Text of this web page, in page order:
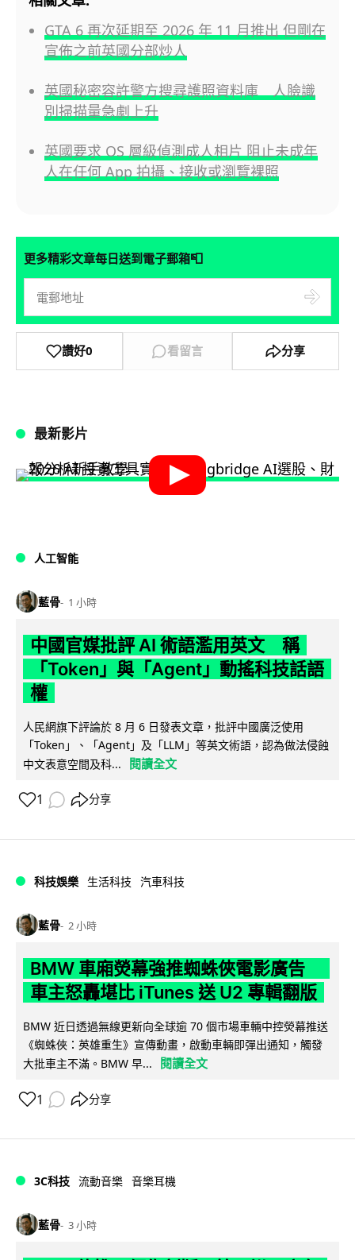
GTA 6 再次延期至 2026 年 11 月推出 但剛在
宣佈之前英國分部炒人
英國秘密容許警方搜尋護照資料庫 人臉識
別掃描量急劇上升
英國要求 OS 層級偵測成人相片 阻止未成年
人在任何 App 拍攝、接收或瀏覽裸照
更多精彩文章每日送到電子郵箱📮
讚好0 看留言 分享
最新影片
人工智能
藍骨 1 小時
中國官媒批評 AI 術語濫用英文 稱
「Token」與「Agent」動搖科技話語
權
人民網旗下評論於 8 月 6 日發表文章，批評中國廣泛使用
「Token」、「Agent」及「LLM」等英文術語，認為做法侵蝕
中文表意空間及科...
閱讀全文
1 分享
科技娛樂 生活科技 汽車科技
藍骨 2 小時
BMW 車廂熒幕強推蜘蛛俠電影廣告
車主怒轟堪比 iTunes 送 U2 專輯翻版
BMW 近日透過無線更新向全球逾 70 個市場車輛中控熒幕推送
《蜘蛛俠：英雄重生》宣傳動畫，啟動車輛即彈出通知，觸發
大批車主不滿。BMW 早...
閱讀全文
1 分享
3C科技 流動音樂 音樂耳機
藍骨 3 小時